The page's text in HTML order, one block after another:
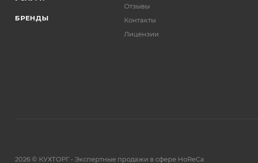
БРЕНДЫ
Отзывы
Контакты
Лицензии
2026 © КУХТОРГ - Экспертные продажи в сфере HoReCa